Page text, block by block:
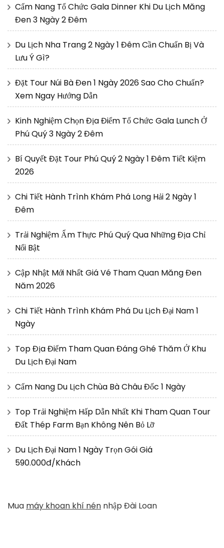
Cẩm Nang Tổ Chức Gala Dinner Khi Du Lịch Măng
Đen 3 Ngày 2 Đêm
Du Lịch Nha Trang 2 Ngày 1 Đêm Cần Chuẩn Bị Và
Lưu Ý Gì?
Đặt Tour Núi Bà Đen 1 Ngày 2026 Sao Cho Chuẩn?
Xem Ngay Hướng Dẫn
Kinh Nghiệm Chọn Địa Điểm Tổ Chức Gala Lunch Ở
Phú Quý 3 Ngày 2 Đêm
Bí Quyết Đặt Tour Phú Quý 2 Ngày 1 Đêm Tiết Kiệm
2026
Chi Tiết Hành Trình Khám Phá Long Hải 2 Ngày 1
Đêm
Trải Nghiệm Ẩm Thực Phú Quý Qua Những Địa Chỉ
Nổi Bật
Cập Nhật Mới Nhất Giá Vé Tham Quan Măng Đen
Năm 2026
Chi Tiết Hành Trình Khám Phá Du Lịch Đại Nam 1
Ngày
Top Địa Điểm Tham Quan Đáng Ghé Thăm Ở Khu
Du Lịch Đại Nam
Cẩm Nang Du Lịch Chùa Bà Châu Đốc 1 Ngày
Top Trải Nghiệm Hấp Dẫn Nhất Khi Tham Quan Tour
Đất Thép Farm Bạn Không Nên Bỏ Lỡ
Du Lịch Đại Nam 1 Ngày Trọn Gói Giá
590.000đ/Khách
Mua máy khoan khí nén nhập Đài Loan